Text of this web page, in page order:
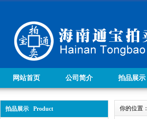
网站首页 公司简介 拍品展示
拍品展示 Product 你的位置：